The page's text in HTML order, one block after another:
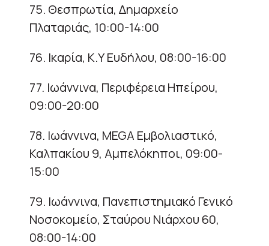
75. Θεσπρωτία, Δημαρχείο
Πλαταριάς, 10:00-14:00
76. Ικαρία, Κ.Υ Ευδήλου, 08:00-16:00
77. Ιωάννινα, Περιφέρεια Ηπείρου,
09:00-20:00
78. Ιωάννινα, MEGA Εμβολιαστικό,
Καλπακίου 9, Αμπελόκηποι, 09:00-
15:00
79. Ιωάννινα, Πανεπιστημιακό Γενικό
Νοσοκομείο, Σταύρου Νιάρχου 60,
08:00-14:00